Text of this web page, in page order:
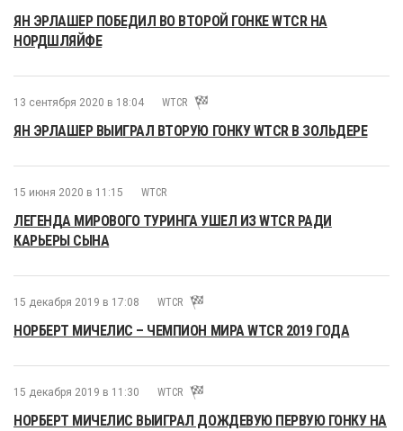
ЯН ЭРЛАШЕР ПОБЕДИЛ ВО ВТОРОЙ ГОНКЕ WTCR НА
НОРДШЛЯЙФЕ
13 сентября 2020 в 18:04 WTCR
ЯН ЭРЛАШЕР ВЫИГРАЛ ВТОРУЮ ГОНКУ WTCR В ЗОЛЬДЕРЕ
15 июня 2020 в 11:15 WTCR
ЛЕГЕНДА МИРОВОГО ТУРИНГА УШЕЛ ИЗ WTCR РАДИ
КАРЬЕРЫ СЫНА
15 декабря 2019 в 17:08 WTCR
НОРБЕРТ МИЧЕЛИС – ЧЕМПИОН МИРА WTCR 2019 ГОДА
15 декабря 2019 в 11:30 WTCR
НОРБЕРТ МИЧЕЛИС ВЫИГРАЛ ДОЖДЕВУЮ ПЕРВУЮ ГОНКУ НА